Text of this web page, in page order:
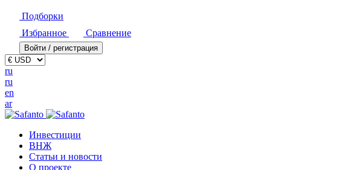
Подборки
Избранное
Сравнение
Войти / регистрация
ru
ru
en
ar
Инвестиции
ВНЖ
Статьи и новости
О проекте